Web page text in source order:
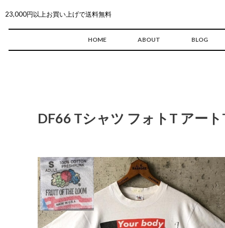
23,000円以上お買い上げで送料無料
HOME ABOUT BLOG
DF66 Tシャツ フォトT アー